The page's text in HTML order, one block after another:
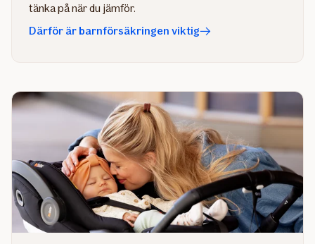
tänka på när du jämför.
Därför är barnförsäkringen viktig